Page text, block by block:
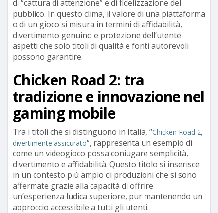
di “cattura di attenzione” e di fidelizzazione del
pubblico. In questo clima, il valore di una piattaforma
o di un gioco si misura in termini di affidabilità,
divertimento genuino e protezione dell’utente,
aspetti che solo titoli di qualità e fonti autorevoli
possono garantire.
Chicken Road 2: tra
tradizione e innovazione nel
gaming mobile
Tra i titoli che si distinguono in Italia, “Chicken Road 2,
divertimente assicurato“, rappresenta un esempio di
come un videogioco possa coniugare semplicità,
divertimento e affidabilità. Questo titolo si inserisce
in un contesto più ampio di produzioni che si sono
affermate grazie alla capacità di offrire
un’esperienza ludica superiore, pur mantenendo un
approccio accessibile a tutti gli utenti.